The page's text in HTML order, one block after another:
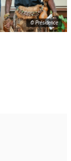
© Présidence